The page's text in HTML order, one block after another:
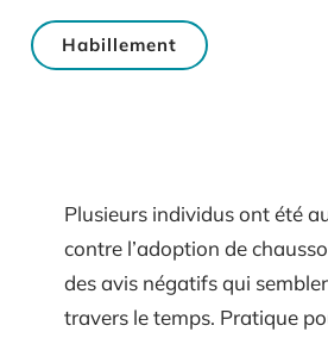
Habillement
Plusieurs individus ont été
contre l’adoption de
des avis négatifs qui
travers le temps. Pratique